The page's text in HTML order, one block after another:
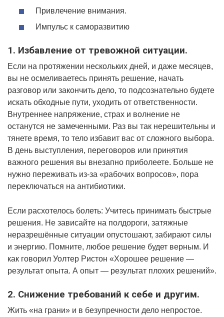
Привлечение внимания.
Импульс к саморазвитию
1. Избавление от тревожной ситуации.
Если на протяжении нескольких дней, и даже месяцев,
вы не осмеливаетесь принять решение, начать
разговор или закончить дело, то подсознательно будете
искать обходные пути, уходить от ответственности.
Внутреннее напряжение, страх и волнение не
останутся не замеченными. Раз вы так нерешительны и
тянете время, то тело избавит вас от сложного выбора.
В день выступления, переговоров или принятия
важного решения вы внезапно приболеете. Больше не
нужно переживать из-за «рабочих вопросов», пора
переключаться на антибиотики.
Если расхотелось болеть: Учитесь принимать быстрые
решения. Не зависайте на полдороги, затяжные
неразрешённые ситуации опустошают, забирают силы
и энергию. Помните, любое решение будет верным. И
как говорил Уолтер Ристон «Хорошее решение —
результат опыта. А опыт — результат плохих решений».
2. Снижение требований к себе и другим.
Жить «на грани» и в безупречности дело непростое.